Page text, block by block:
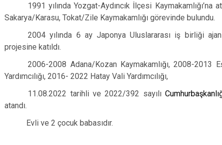
1991 yılında Yozgat-Aydıncık İlçesi
Sakarya/Karasu, Tokat/Zile Kaymakamlığı görevinde bulundu.
2004 yılında 6 ay Japonya Uluslararası iş birliği
projesine katıldı.
2006-2008 Adana/Kozan Kaymakamlığı, 2008-2013
Yardımcılığı, 2016- 2022 Hatay Vali Yardımcılığı,
11.08.2022 tarihli ve 2022/392 sayılı
atandı.
Evli ve 2 çocuk babasıdır.